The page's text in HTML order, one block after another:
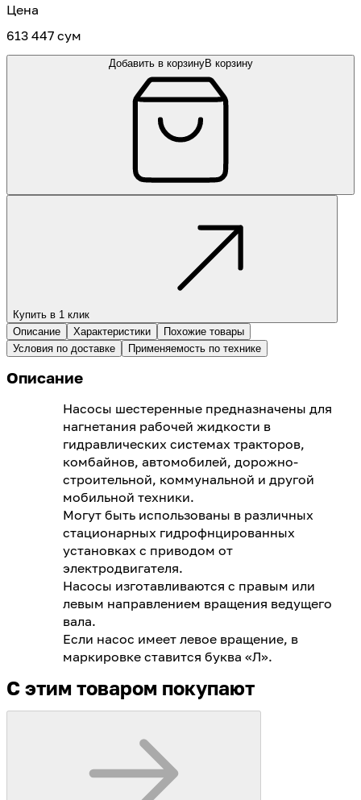
Цена
613 447 сум
Добавить в корзинуВ корзину
Купить в 1 клик
Описание
Характеристики
Похожие товары
Условия по доставке
Применяемость по технике
Описание
Насосы шестеренные предназначены для
нагнетания рабочей жидкости в
гидравлических системах тракторов,
комбайнов, автомобилей, дорожно-
строительной, коммунальной и другой
мобильной техники.
Могут быть использованы в различных
стационарных гидрофнцированных
установках с приводом от
электродвигателя.
Насосы изготавливаются с правым или
левым направлением вращения ведущего
вала.
Если насос имеет левое вращение, в
маркировке ставится буква «Л».
С этим товаром покупают